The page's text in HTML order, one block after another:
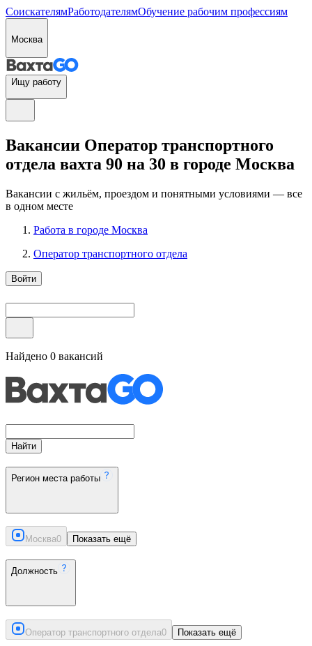
СоискателямРаботодателямОбучение рабочим профессиям
Москва
Ищу работу
Вакансии Оператор транспортного
отдела вахта 90 на 30 в городе Москва
Вакансии с жильём, проездом и понятными условиями — все
в одном месте
Работа в городе Москва
Оператор транспортного отдела
Войти
Найдено 0 вакансий
Найти
Регион места работы
Москва0 Показать ещё
Должность
Оператор транспортного отдела0 Показать ещё